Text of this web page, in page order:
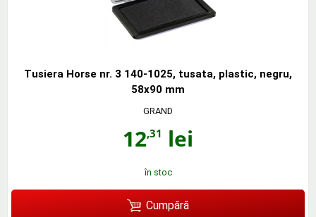
Tusiera Horse nr. 3 140-1025, tusata, plastic, negru,
58x90 mm
GRAND
12,31 lei
în stoc
Cumpără